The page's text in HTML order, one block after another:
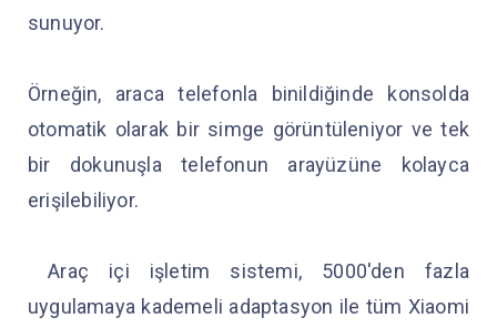
sunuyor.
Örneğin, araca telefonla binildiğinde konsolda
otomatik olarak bir simge görüntüleniyor ve tek
bir dokunuşla telefonun arayüzüne kolayca
erişilebiliyor.
Araç içi işletim sistemi, 5000'den fazla
uygulamaya kademeli adaptasyon ile tüm Xiaomi